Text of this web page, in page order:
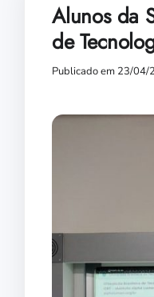
Alunos da
de
Publicado em 23/04/